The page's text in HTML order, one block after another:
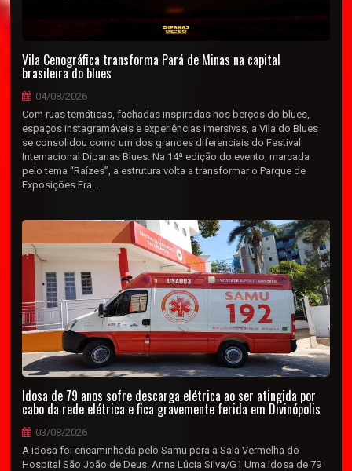
Vila Cenográfica transforma Pará de Minas na capital
brasileira do blues
04/08/2026
Com ruas temáticas, fachadas inspiradas nos berços do blues,
espaços instagramáveis e experiências imersivas, a Vila do Blues
se consolidou como um dos grandes diferenciais do Festival
Internacional Dipanas Blues. Na 14ª edição do evento, marcada
pelo tema “Raízes”, a estrutura volta a transformar o Parque de
Exposições Fra...
Idosa de 79 anos sofre descarga elétrica ao ser atingida por
cabo da rede elétrica e fica gravemente ferida em Divinópolis
03/08/2026
A idosa foi encaminhada pelo Samu para a Sala Vermelha do
Hospital São João de Deus. Anna Lúcia Silva/G1 Uma idosa de 79